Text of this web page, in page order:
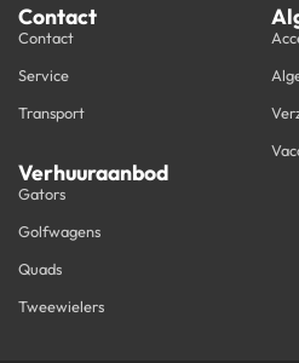
Contact
Contact
Service
Transport
Verhuuraanbod
Gators
Golfwagens
Quads
Tweewielers